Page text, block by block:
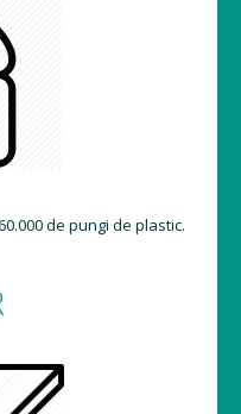
de pungi de plastic.